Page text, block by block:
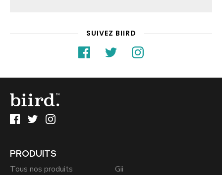
SUIVEZ BIIRD
PRODUITS
Tous nos produits
Gii